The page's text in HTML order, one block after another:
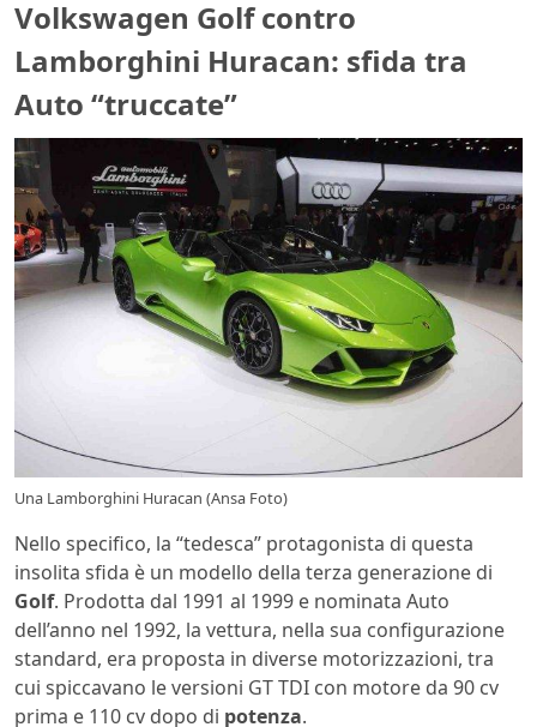
Volkswagen Golf contro
Lamborghini Huracan: sfida tra
Auto “truccate”
Una Lamborghini Huracan (Ansa Foto)
Nello specifico, la “tedesca” protagonista di questa
insolita sfida è un modello della terza generazione di
Golf. Prodotta dal 1991 al 1999 e nominata Auto
dell’anno nel 1992, la vettura, nella sua configurazione
standard, era proposta in diverse motorizzazioni, tra
cui spiccavano le versioni GT TDI con motore da 90 cv
prima e 110 cv dopo di potenza.